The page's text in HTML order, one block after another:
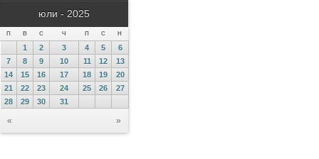
юли - 2025
П В С Ч П С Н
« »
1 2 3 4 5
6
7
8 9 10 11 12
13
14
15 16 17 18 19
20
21
22 23 24 25 26
27
28
29 30 31